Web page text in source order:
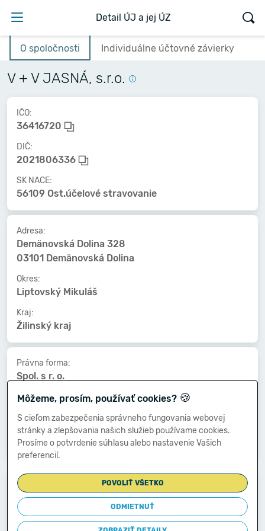
Detail ÚJ a jej ÚZ
O spoločnosti Individuálne účtovné závierky
V + V JASNÁ, s.r.o.
IČO:
36416720
DIČ:
2021806336
SK NACE:
56109 Ost.účelové stravovanie
Adresa:
Demänovská Dolina 328
03101 Demänovská Dolina
Okres:
Liptovský Mikuláš
Kraj:
Žilinský kraj
Právna forma:
Spol. s r. o.
Kat. veľkosti:
Druh vlastníctva:
Súkromné tuzemské
Dátum vzniku:
04.03.2004
Dátum zániku:
-
Môžeme, prosím, používať cookies? 🍪
S cieľom zabezpečenia správneho fungovania webovej
stránky a zlepšovania našich služieb používame cookies.
Prosíme o potvrdenie súhlasu alebo nastavenie Vašich
preferencií.
POVOLIŤ VŠETKO
ODMIETNUŤ